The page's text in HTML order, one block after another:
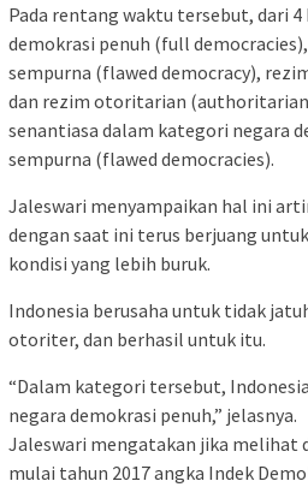
Pada rentang waktu tersebut, dari
demokrasi penuh (full
sempurna (flawed democracy),
dan rezim otoritarian
senantiasa dalam kategori negara
sempurna (flawed democracies).
Jaleswari menyampaikan hal ini
dengan saat ini terus berjuang
kondisi yang lebih buruk.
Indonesia berusaha untuk tidak
otoriter, dan berhasil untuk itu.
“Dalam kategori tersebut,
negara demokrasi penuh,” jelasnya.
Jaleswari mengatakan jika melihat
mulai tahun 2017 angka Indek